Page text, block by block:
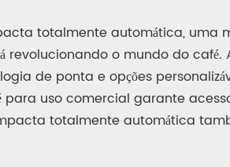
totalmente automática, uma
o mundo do café.
de ponta e opções
uso comercial garante
totalmente automática